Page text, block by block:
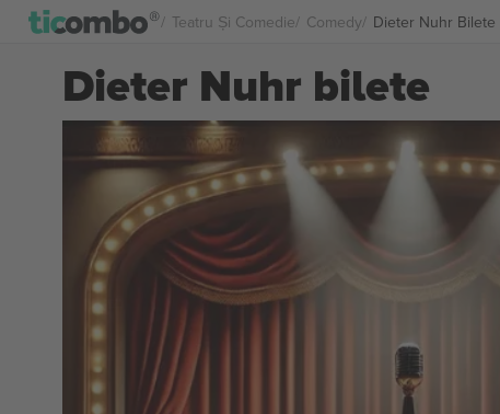
Teatru Și Comedie Comedy Dieter Nuhr Bilete
Dieter Nuhr bilete